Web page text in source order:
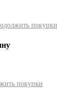
покупки
покупки